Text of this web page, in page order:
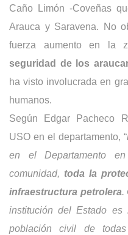
Caño Limón -Coveñas
Arauca y Saravena. No
fuerza aumento en la
seguridad de los
ha visto involucrada en
humanos.
Según Edgar Pacheco
USO en el departamento, “
en el Departamento
comunidad, toda la
infraestructura petrolera.
institución del Estado
población civil de